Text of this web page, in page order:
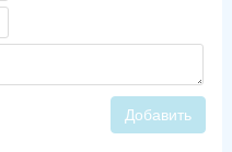
Добавить